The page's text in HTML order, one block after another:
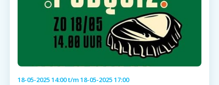
18-05-2025 14:00t/m18-05-2025 17:00